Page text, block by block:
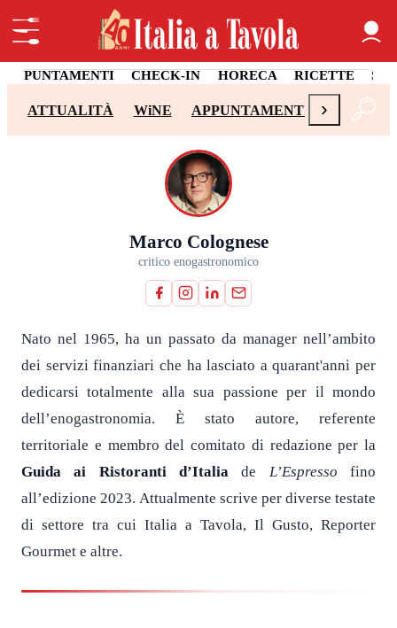
APPUNTAMENTI CHECK-IN HORECA RICETTE
ATTUALITÀ WiNE APPUNTAMENTI CHECK-
›
Marco Colognese
critico enogastronomico
Nato nel 1965, ha un passato da manager nell’ambito
dei servizi finanziari che ha lasciato a quarant'anni per
dedicarsi totalmente alla sua passione per il mondo
dell’enogastronomia. È stato autore, referente
territoriale e membro del comitato di redazione per la
Guida ai Ristoranti d’Italia de L’Espresso fino
all’edizione 2023. Attualmente scrive per diverse testate
di settore tra cui Italia a Tavola, Il Gusto, Reporter
Gourmet e altre.